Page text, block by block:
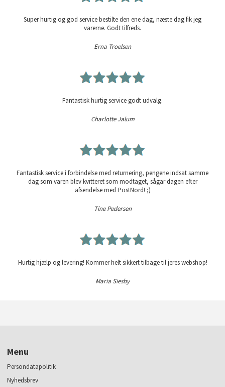
Super hurtig og god service bestilte den ene dag, næste dag fik jeg
varerne. Godt tilfreds.
Erna Troelsen
Fantastisk hurtig service godt udvalg.
Charlotte Jalum
Fantastisk service i forbindelse med returnering, pengene indsat samme
dag som varen blev kvitteret som modtaget, sågar dagen efter
afsendelse med PostNord! ;)
Tine Pedersen
Hurtig hjælp og levering! Kommer helt sikkert tilbage til jeres webshop!
Maria Siesby
Menu
Persondatapolitik
Nyhedsbrev